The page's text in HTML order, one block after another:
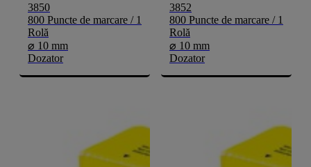
3850
800 Puncte de marcare / 1
Rolă
⌀ 10 mm
Dozator
3852
800 Puncte de marcare / 1
Rolă
⌀ 10 mm
Dozator